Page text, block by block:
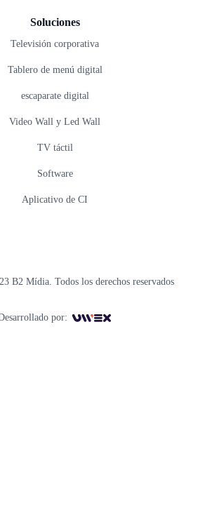
Soluciones
Televisión corporativa
Tablero de menú digital
escaparate digital
Video Wall y Led Wall
TV táctil
Software
Aplicativo de CI
B2 Mídia. Todos los derechos reservados
por: